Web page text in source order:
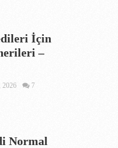
İçin
–
7
Normal